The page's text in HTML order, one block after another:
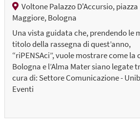
Voltone Palazzo D'Accursio, piazza
Maggiore, Bologna
Una vista guidata che, prendendo le
titolo della rassegna di quest’anno,
“riPENSAci”, vuole mostrare come la
Bologna e l’Alma Mater siano legate
cura di: Settore Comunicazione -
Eventi